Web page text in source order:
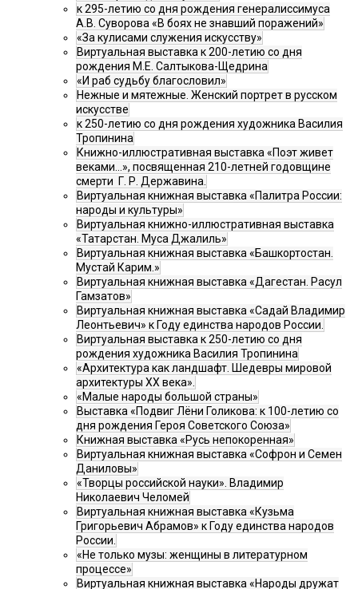
к 295-летию со дня рождения генералиссимуса
А.В. Суворова «В боях не знавший поражений»
«За кулисами служения искусству»
Виртуальная выставка к 200-летию со дня
рождения М.Е. Салтыкова-Щедрина
«И раб судьбу благословил»
Нежные и мятежные. Женский портрет в русском
искусстве
к 250-летию со дня рождения художника Василия
Тропинина
Книжно-иллюстративная выставка «Поэт живет
веками…», посвященная 210-летней годовщине
смерти Г. Р. Державина.
Виртуальная книжная выставка «Палитра России:
народы и культуры»
Виртуальная книжно-иллюстративная выставка
«Татарстан. Муса Джалиль»
Виртуальная книжная выставка «Башкортостан.
Мустай Карим.»
Виртуальная книжная выставка «Дагестан. Расул
Гамзатов»
Виртуальная книжная выставка «Садай Владимир
Леонтьевич» к Году единства народов России.
Виртуальная выставка к 250-летию со дня
рождения художника Василия Тропинина
«Архитектура как ландшафт. Шедевры мировой
архитектуры XX века».
«Малые народы большой страны»
Выставка «Подвиг Лёни Голикова: к 100-летию со
дня рождения Героя Советского Союза»
Книжная выставка «Русь непокоренная»
Виртуальная книжная выставка «Софрон и Семен
Даниловы»
«Творцы российской науки». Владимир
Николаевич Челомей
Виртуальная книжная выставка «Кузьма
Григорьевич Абрамов» к Году единства народов
России.
«Не только музы: женщины в литературном
процессе»
Виртуальная книжная выставка «Народы дружат